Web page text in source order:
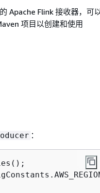
Apache Flink 接收器，可
项目以创建和使用
：